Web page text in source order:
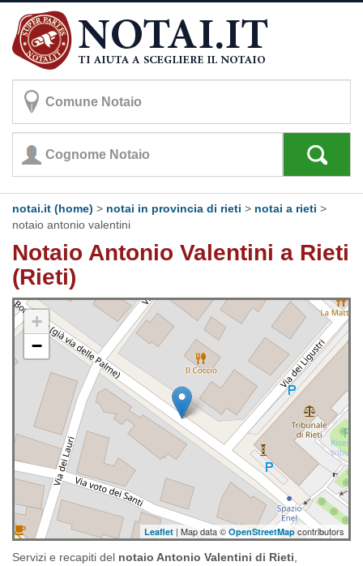
notai.it (home) > notai in provincia di rieti > notai a rieti >
notaio antonio valentini
Notaio Antonio Valentini a Rieti
(Rieti)
+
−
Leaflet | Map data © OpenStreetMap contributors
Servizi e recapiti del notaio Antonio Valentini di Rieti